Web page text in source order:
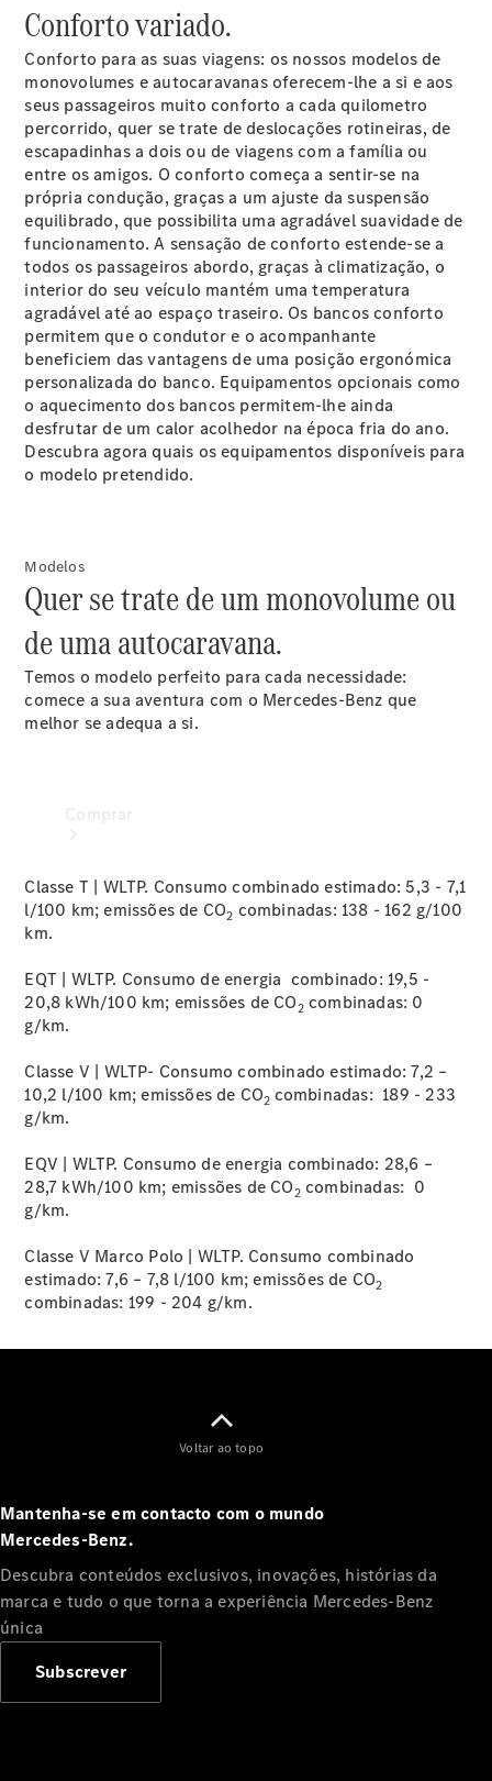
Todos os
Monovolumes
EQV
Elétrico
Classe V
Marco Polo
Configurador
Showroom
Online
Veículos Comerciais Ligeiros
Configurador
Showroom Online
Encontrar
veículos
novos
Encontrar
veículos
usados
Corporativo
e frotas
Usados
Configurador
Funcionalidades
Extras Digitais
de serviço
Acessórios
Mercedes-
Benz
Conforto variado.
Conforto para as suas viagens: os nossos modelos de
monovolumes e autocaravanas oferecem-lhe a si e aos
seus passageiros muito conforto a cada quilometro
percorrido, quer se trate de deslocações rotineiras, de
escapadinhas a dois ou de viagens com a família ou
entre os amigos. O conforto começa a sentir-se na
própria condução, graças a um ajuste da suspensão
equilibrado, que possibilita uma agradável suavidade de
funcionamento. A sensação de conforto estende-se a
todos os passageiros abordo, graças à climatização, o
interior do seu veículo mantém uma temperatura
agradável até ao espaço traseiro. Os bancos conforto
permitem que o condutor e o acompanhante
beneficiem das vantagens de uma posição ergonómica
personalizada do banco. Equipamentos opcionais como
o aquecimento dos bancos permitem-lhe ainda
desfrutar de um calor acolhedor na época fria do ano.
Descubra agora quais os equipamentos disponíveis para
o modelo pretendido.
Modelos
Quer se trate de um monovolume ou
de uma autocaravana.
Temos o modelo perfeito para cada necessidade:
comece a sua aventura com o Mercedes-Benz que
melhor se adequa a si.
Classe T | WLTP. Consumo combinado estimado: 5,3 - 7,1
l/100 km; emissões de CO2 combinadas: 138 - 162 g/100
km.
EQT | WLTP. Consumo de energia combinado: 19,5 -
20,8 kWh/100 km; emissões de CO2combinadas: 0
g/km.
Classe V | WLTP- Consumo combinado estimado: 7,2 –
10,2 l/100 km; emissões de CO2 combinadas: 189 - 233
g/km.
EQV | WLTP. Consumo de energia combinado: 28,6 –
28,7 kWh/100 km; emissões de CO2combinadas: 0
g/km.
Classe V Marco Polo | WLTP. Consumo combinado
estimado: 7,6 – 7,8 l/100 km; emissões de CO2
combinadas: 199 - 204 g/km.
Voltar ao topo
Mantenha-se em contacto com o mundo
Mercedes‑Benz.
Descubra conteúdos exclusivos, inovações, histórias da
marca e tudo o que torna a experiência Mercedes‑Benz
única
Subscrever